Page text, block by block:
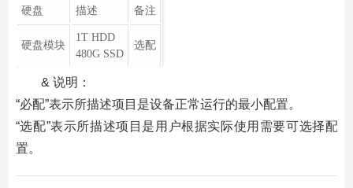
硬盘 描述 备注
硬盘模块
1T HDD
480G SSD
选配
& 说明：
“必配”表示所描述项目是设备正常运行的最小配置。
“选配”表示所描述项目是用户根据实际使用需要可选择配
置。